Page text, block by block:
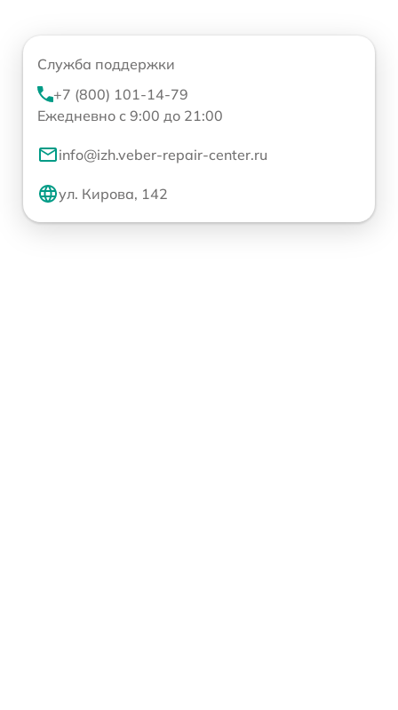
Служба поддержки
+7 (800) 101-14-79
Ежедневно с 9:00 до 21:00
info@izh.veber-repair-center.ru
ул. Кирова, 142